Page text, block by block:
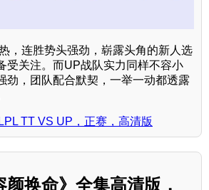
，连胜势头强劲，崭露头角的新人选
受关注。而UP战队实力同样不容小
劲，团队配合默契，一举一动都透露
TT VS UP，正赛，高清版
换命》全集高清版，